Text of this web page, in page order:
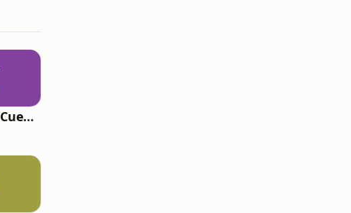
Oye Cuentos | Cuentos Infantiles que conectan con la imaginación.